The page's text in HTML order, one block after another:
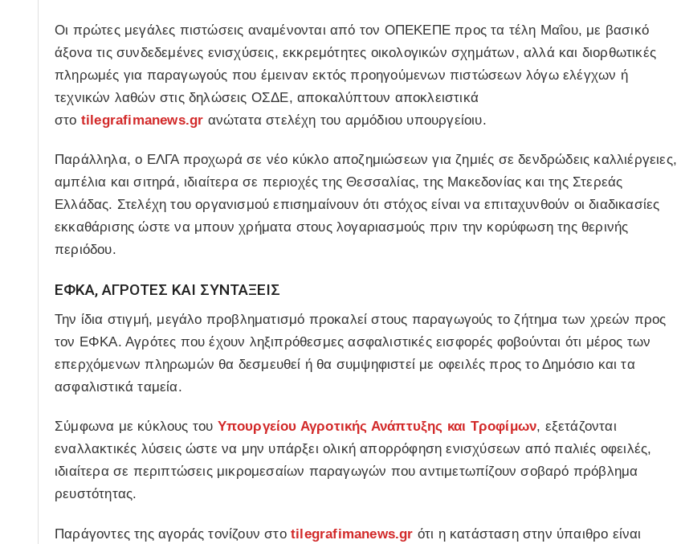
Οι πρώτες μεγάλες πιστώσεις αναμένονται από τον ΟΠΕΚΕΠΕ προς τα τέλη Μαΐου, με βασικό
άξονα τις συνδεδεμένες ενισχύσεις, εκκρεμότητες οικολογικών σχημάτων, αλλά και διορθωτικές
πληρωμές για παραγωγούς που έμειναν εκτός προηγούμενων πιστώσεων λόγω ελέγχων ή
τεχνικών λαθών στις δηλώσεις ΟΣΔΕ, αποκαλύπτουν αποκλειστικά
στο tilegrafimanews.gr ανώτατα στελέχη του αρμόδιου υπουργείοιυ.
Παράλληλα, ο ΕΛΓΑ προχωρά σε νέο κύκλο αποζημιώσεων για ζημιές σε δενδρώδεις καλλιέργειες,
αμπέλια και σιτηρά, ιδιαίτερα σε περιοχές της Θεσσαλίας, της Μακεδονίας και της Στερεάς
Ελλάδας. Στελέχη του οργανισμού επισημαίνουν ότι στόχος είναι να επιταχυνθούν οι διαδικασίες
εκκαθάρισης ώστε να μπουν χρήματα στους λογαριασμούς πριν την κορύφωση της θερινής
περιόδου.
ΕΦΚΑ, ΑΓΡΟΤΕΣ ΚΑΙ ΣΥΝΤΑΞΕΙΣ
Την ίδια στιγμή, μεγάλο προβληματισμό προκαλεί στους παραγωγούς το ζήτημα των χρεών προς
τον ΕΦΚΑ. Αγρότες που έχουν ληξιπρόθεσμες ασφαλιστικές εισφορές φοβούνται ότι μέρος των
επερχόμενων πληρωμών θα δεσμευθεί ή θα συμψηφιστεί με οφειλές προς το Δημόσιο και τα
ασφαλιστικά ταμεία.
Σύμφωνα με κύκλους του Υπουργείου Αγροτικής Ανάπτυξης και Τροφίμων, εξετάζονται
εναλλακτικές λύσεις ώστε να μην υπάρξει ολική απορρόφηση ενισχύσεων από παλιές οφειλές,
ιδιαίτερα σε περιπτώσεις μικρομεσαίων παραγωγών που αντιμετωπίζουν σοβαρό πρόβλημα
ρευστότητας.
Παράγοντες της αγοράς τονίζουν στο tilegrafimanews.gr ότι η κατάσταση στην ύπαιθρο είναι